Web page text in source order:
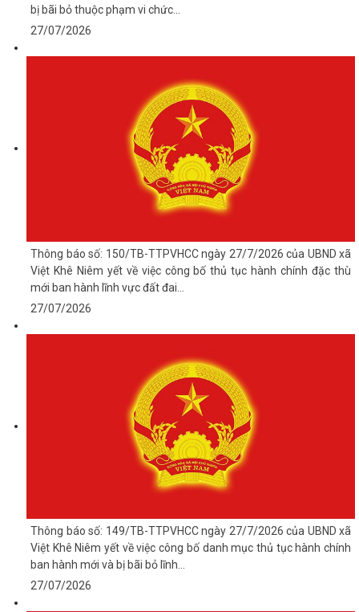
bị bãi bỏ thuộc phạm vi chức...
27/07/2026
Thông báo số: 150/TB-TTPVHCC ngày 27/7/2026 của UBND xã
Việt Khê Niêm yết về việc công bố thủ tục hành chính đặc thù
mới ban hành lĩnh vực đất đai...
27/07/2026
Thông báo số: 149/TB-TTPVHCC ngày 27/7/2026 của UBND xã
Việt Khê Niêm yết về việc công bố danh mục thủ tục hành chính
ban hành mới và bị bãi bỏ lĩnh...
27/07/2026